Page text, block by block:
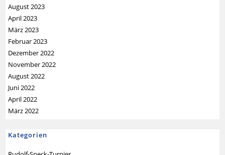
August 2023
April 2023
März 2023
Februar 2023
Dezember 2022
November 2022
August 2022
Juni 2022
April 2022
März 2022
Kategorien